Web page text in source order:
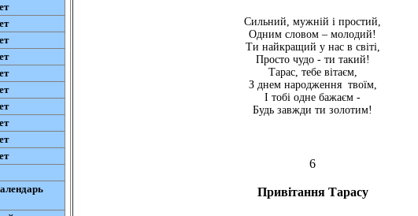
Сильний, мужній і простий,
Одним словом – молодий!
Ти найкращий у нас в світі,
Просто чудо - ти такий!
Тарас, тебе вітаєм,
З днем народження твоїм,
І тобі одне бажаєм -
Будь завжди ти золотим!
6
Привітання Тарасу